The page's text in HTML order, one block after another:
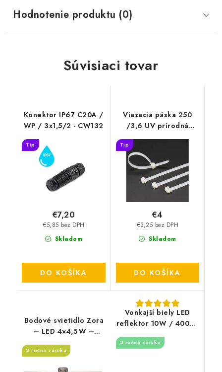
Hodnotenie produktu (0)
Súvisiaci tovar
Konektor IP67 C20A /
WP / 3x1,5/2 - CW132
Tip
Skladom
€5,85 bez DPH
€7,20
DO KOŠÍKA
Viazacia páska 250
/3,6 UV prírodná
100ks - T3250UV
Tip
Skladom
€3,25 bez DPH
€4
DO KOŠÍKA
Bodové svietidlo Zora
– LED 4×4,5 W –
IP20
2 ročná záruka
Vonkajší biely LED
reflektor 10W / 4000K
3 ročná záruka